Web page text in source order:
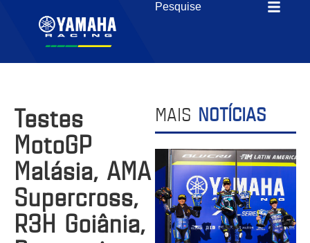
Testes
MotoGP
Malásia, AMA
Supercross,
R3H Goiânia,
MAIS NOTÍCIAS